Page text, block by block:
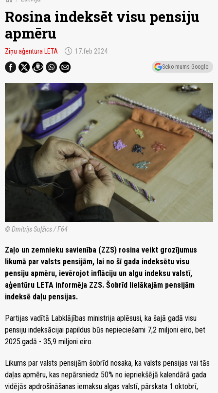
Rosina indeksēt visu pensiju
apmēru
Ziņu aģentūra LETA schedule 17.feb 2024
Seko mums Google
© Dmitrijs Suļžics / F64
Zaļo un zemnieku savienība (ZZS) rosina veikt grozījumus
likumā par valsts pensijām, lai no šī gada indeksētu visu
pensiju apmēru, ievērojot inflāciju un algu indeksu valstī,
aģentūru LETA informēja ZZS. Šobrīd lielākajām pensijām
indeksē daļu pensijas.
Partijas vadītā Labklājības ministrija aplēsusi, ka šajā gadā visu
pensiju indeksācijai papildus būs nepieciešami 7,2 miljoni eiro, bet
2025.gadā - 35,9 miljoni eiro.
Likums par valsts pensijām šobrīd nosaka, ka valsts pensijas vai tās
daļas apmēru, kas nepārsniedz 50% no iepriekšējā kalendārā gada
vidējās apdrošināšanas iemaksu algas valstī, pārskata 1.oktobrī,